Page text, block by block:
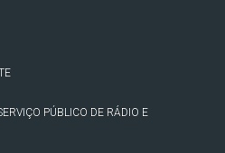
PÚBLICO DE RÁDIO E